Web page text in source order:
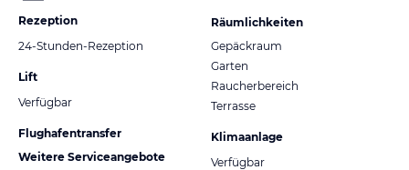
Rezeption
24-Stunden-Rezeption
Lift
Verfügbar
Flughafentransfer
Weitere Serviceangebote
Räumlichkeiten
Gepäckraum
Garten
Raucherbereich
Terrasse
Klimaanlage
Verfügbar